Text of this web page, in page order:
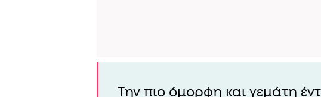
Την πιο όμορφη και γεμάτη